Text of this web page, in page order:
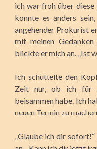
ich war froh über diese
konnte es anders
angehender Prokurist
mit meinen
blickte er mich an. „Ist
Ich schüttelte den
Zeit nur, ob ich für
beisammen habe. Ich
neuen Termin zu
„Glaube ich dir